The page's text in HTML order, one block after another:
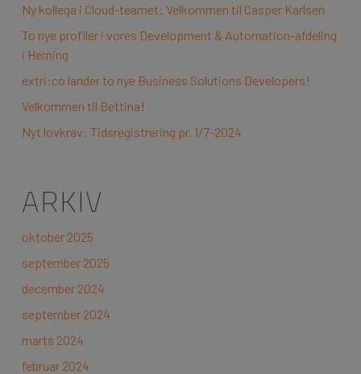
Ny kollega i Cloud-teamet: Velkommen til Casper Karlsen
To nye profiler i vores Development & Automation-afdeling
i Herning
extri:co lander to nye Business Solutions Developers!
Velkommen til Bettina!
Nyt lovkrav: Tidsregistrering pr. 1/7-2024
ARKIV
oktober 2025
september 2025
december 2024
september 2024
marts 2024
februar 2024